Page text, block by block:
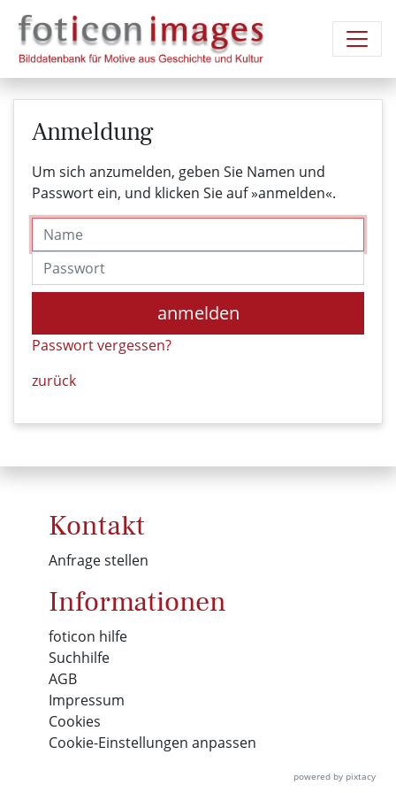
Anmeldung
Um sich anzumelden, geben Sie Namen und
Passwort ein, und klicken Sie auf »anmelden«.
Name
Passwort
anmelden
Passwort vergessen?
zurück
Kontakt
Anfrage stellen
Informationen
foticon hilfe
Suchhilfe
AGB
Impressum
Cookies
Cookie-Einstellungen anpassen
powered by pixtacy